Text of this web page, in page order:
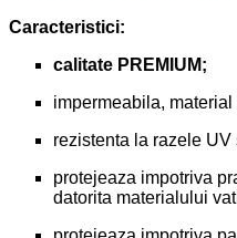
Caracteristici:
calitate PREMIUM;
impermeabila,
rezistenta la razele
protejeaza impotriva
datorita materialului